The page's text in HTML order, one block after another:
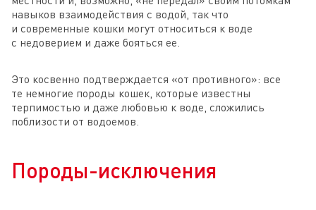
навыков взаимодействия с водой, так что
и современные кошки могут относиться к воде
с недоверием и даже бояться ее.
Это косвенно подтверждается «от противного»: все
те немногие породы кошек, которые известны
терпимостью и даже любовью к воде, сложились
поблизости от водоемов.
Породы-исключения